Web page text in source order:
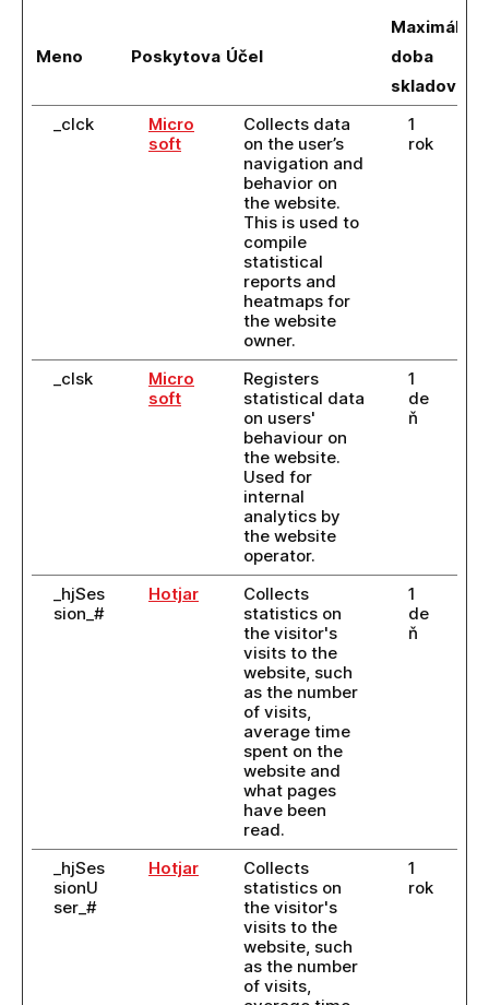
Meno PoskytovateľÚčel
Maximálna
doba
skladovania
_clck
Micro
soft
Collects data
on the user’s
navigation and
behavior on
the website.
This is used to
compile
statistical
reports and
heatmaps for
the website
owner.
1
rok
_clsk
Micro
soft
Registers
statistical data
on users'
behaviour on
the website.
Used for
internal
analytics by
the website
operator.
1
de
ň
_hjSes
sion_#
Hotjar
Collects
statistics on
the visitor's
visits to the
website, such
as the number
of visits,
average time
spent on the
website and
what pages
have been
read.
1
de
ň
_hjSes
sionU
ser_#
Hotjar
Collects
statistics on
the visitor's
visits to the
website, such
as the number
of visits,
1
rok